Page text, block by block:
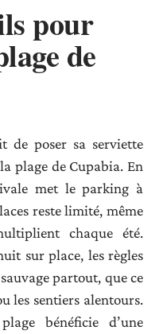
pour
de
de poser sa serviette
plage de Cupabia. En
met le parking à
reste limité, même
chaque été.
sur place, les règles
partout, que ce
les sentiers alentours.
bénéficie d’une